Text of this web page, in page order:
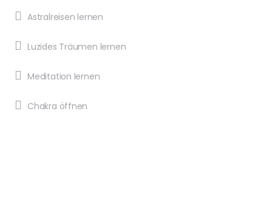
Astralreisen lernen
Luzides Träumen lernen
Meditation lernen
Chakra öffnen